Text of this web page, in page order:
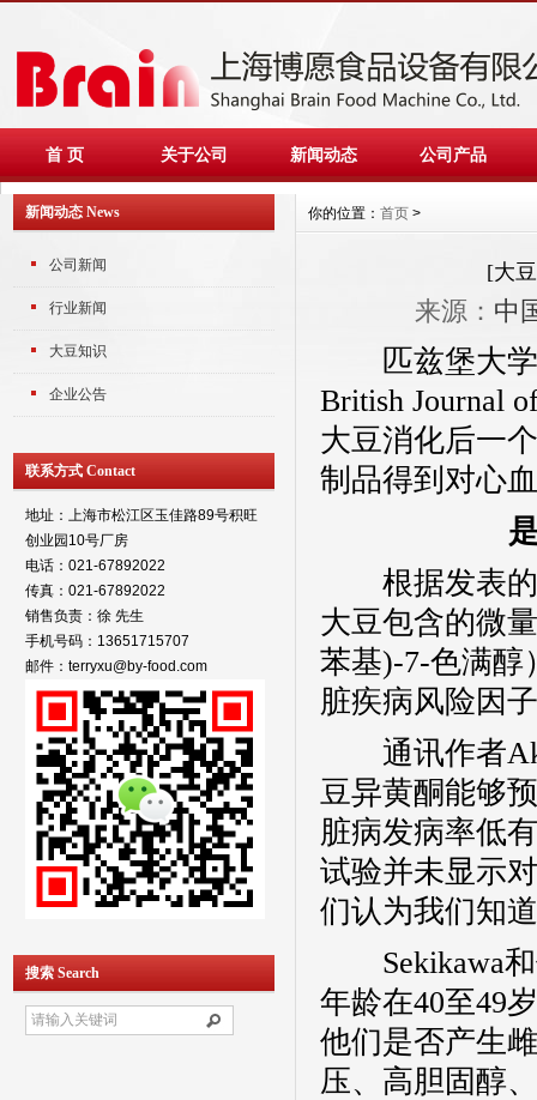
首 页 关于公司 新闻动态 公司产品
新闻动态 News
公司新闻
行业新闻
大豆知识
企业公告
联系方式 Contact
地址：上海市松江区玉佳路89号积旺
创业园10号厂房
电话：021-67892022
传真：021-67892022
销售负责：徐 先生
手机号码：13651715707
邮件：terryxu@by-food.com
搜索 Search
你的位置： 首页 >
[大
来源： 中
匹兹堡大学
British Journal
大豆消化后一
制品得到对心
根据发表的
大豆包含的微
苯基)-7-色满醇
脏疾病风险因
通讯作者
豆异黄酮能够
脏病发病率低
试验并未显示
们认为我们知
Sekikawa
年龄在40至49
他们是否产生
压、高胆固醇